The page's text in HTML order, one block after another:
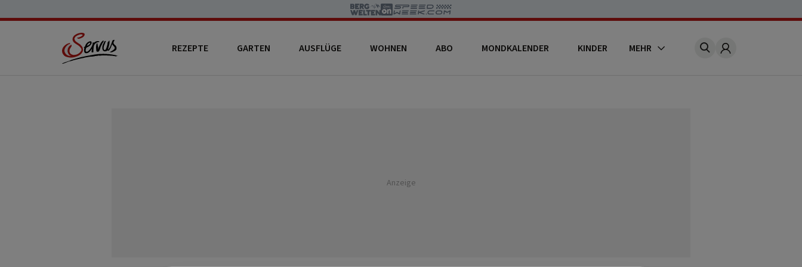
REZEPTE GARTEN AUSFLÜGE WOHNEN ABO MONDKALENDER KINDER MEHR Account
Anzeige